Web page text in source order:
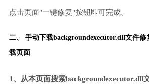
点击页面"一键修复"按钮即可完成。
二、 手动下载backgroundexecutor.dll文件修
载页面
1、从本页面搜索backgroundexecutor.dll